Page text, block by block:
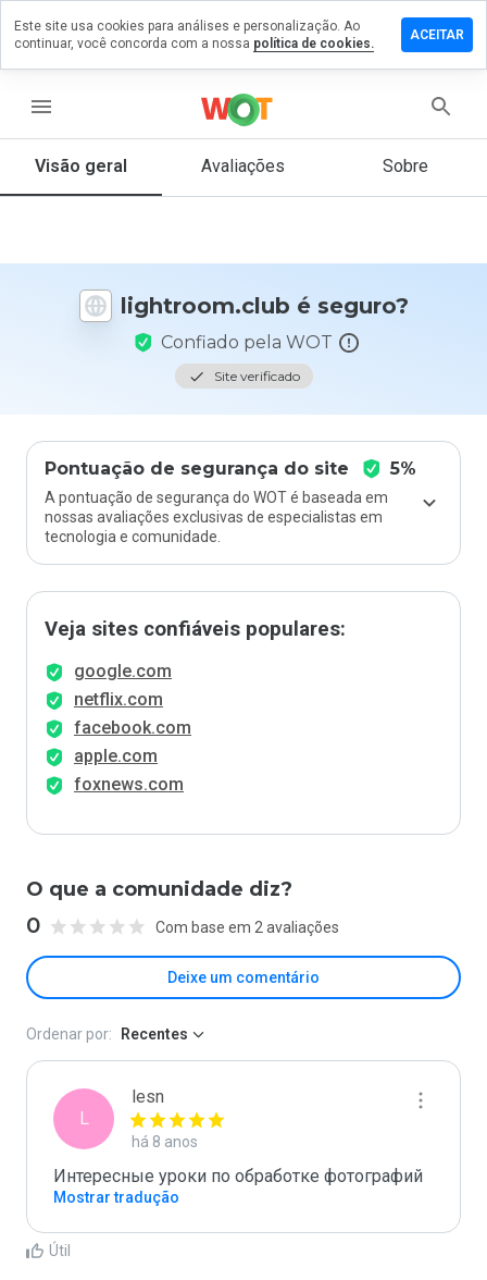
menu
Visão geral Avaliações Sobre
lightroom.club é seguro?
Confiado pela WOT
Site verificado
Pontuação de segurança do site 5%
A pontuação de segurança do WOT é baseada em
nossas avaliações exclusivas de especialistas em
tecnologia e comunidade.
Veja sites confiáveis populares:
google.com
netflix.com
facebook.com
apple.com
foxnews.com
O que a comunidade diz?
0 Com base em 2 avaliações
Deixe um comentário
um
que
Ordenar por: Recentes
L
lesn
há 8 anos
Интересные уроки по обработке фотографий
Mostrar tradução
Útil
Este site usa cookies para análises e personalização. Ao
continuar, você concorda com a nossa política de cookies.
ACEITAR